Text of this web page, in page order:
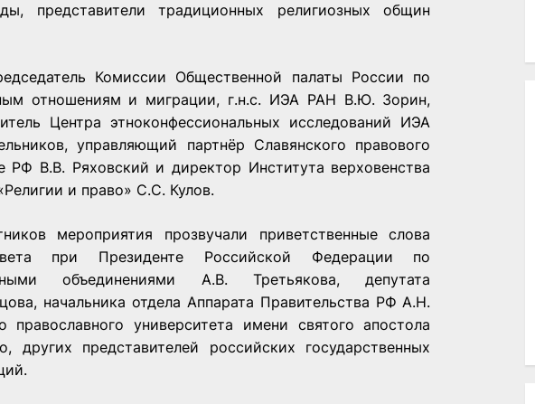
представители традиционных религиозных общин
Комиссии Общественной палаты России по
отношениям и миграции, г.н.с. ИЭА РАН В.Ю. Зорин,
Центра этноконфессиональных исследований ИЭА
управляющий партнёр Славянского правового
В.В. Ряховский и директор Института верховенства
и право» С.С. Кулов.
мероприятия прозвучали приветственные слова
при Президенте Российской Федерации по
объединениями А.В. Третьякова, депутата
начальника отдела Аппарата Правительства РФ А.Н.
православного университета имени святого апостола
представителей российских государственных